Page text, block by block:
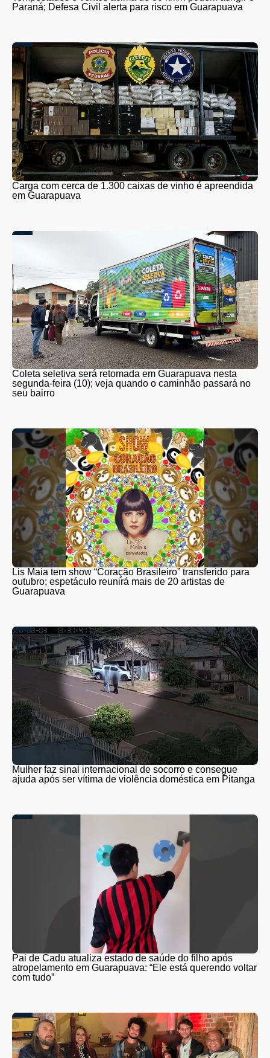
Paraná; Defesa Civil alerta para risco em Guarapuava
Carga com cerca de 1.300 caixas de vinho é apreendida
em Guarapuava
Coleta seletiva será retomada em Guarapuava nesta
segunda-feira (10); veja quando o caminhão passará no
seu bairro
Lis Maia tem show “Coração Brasileiro” transferido para
outubro; espetáculo reunirá mais de 20 artistas de
Guarapuava
Mulher faz sinal internacional de socorro e consegue
ajuda após ser vítima de violência doméstica em Pitanga
Pai de Cadu atualiza estado de saúde do filho após
atropelamento em Guarapuava: “Ele está querendo voltar
com tudo”